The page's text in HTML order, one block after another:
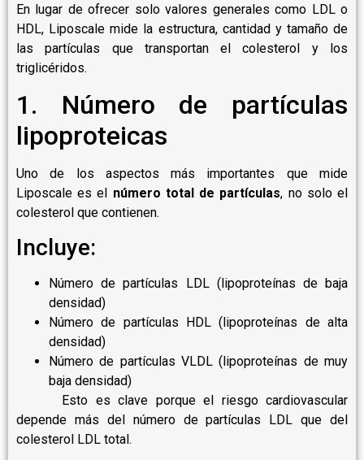
En lugar de ofrecer solo valores generales como LDL o
HDL, Liposcale mide la estructura, cantidad y tamaño de
las partículas que transportan el colesterol y los
triglicéridos.
1. Número de partículas
lipoproteicas
Uno de los aspectos más importantes que mide
Liposcale es el número total de partículas, no solo el
colesterol que contienen.
Incluye:
Número de partículas LDL (lipoproteínas de baja
densidad)
Número de partículas HDL (lipoproteínas de alta
densidad)
Número de partículas VLDL (lipoproteínas de muy
baja densidad)
Esto es clave porque el riesgo cardiovascular
depende más del número de partículas LDL que del
colesterol LDL total.